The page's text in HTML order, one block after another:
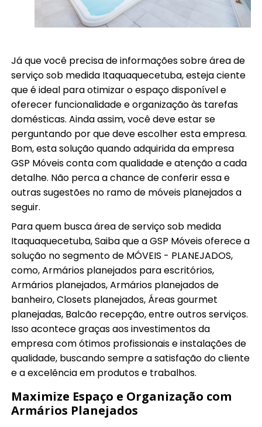
Já que você precisa de informações sobre área de
serviço sob medida Itaquaquecetuba, esteja ciente
que é ideal para otimizar o espaço disponível e
oferecer funcionalidade e organização às tarefas
domésticas. Ainda assim, você deve estar se
perguntando por que deve escolher esta empresa.
Bom, esta solução quando adquirida da empresa
GSP Móveis conta com qualidade e atenção a cada
detalhe. Não perca a chance de conferir essa e
outras sugestões no ramo de móveis planejados a
seguir.
Para quem busca área de serviço sob medida
Itaquaquecetuba, Saiba que a GSP Móveis oferece a
solução no segmento de MÓVEIS - PLANEJADOS,
como, Armários planejados para escritórios,
Armários planejados, Armários planejados de
banheiro, Closets planejados, Áreas gourmet
planejadas, Balcão recepção, entre outros serviços.
Isso acontece graças aos investimentos da
empresa com ótimos profissionais e instalações de
qualidade, buscando sempre a satisfação do cliente
e a excelência em produtos e trabalhos.
Maximize Espaço e Organização com
Armários Planejados